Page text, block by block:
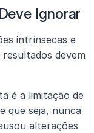
Ignorar
intrínsecas e
devem
é a limitação de
que seja, nunca
alterações